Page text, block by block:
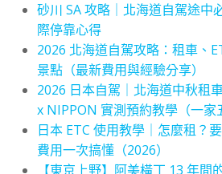
砂川 SA 攻略｜北海道自駕途中
際停靠心得
2026 北海道自駕攻略：租車、
景點（最新費用與經驗分享）
2026 日本自駕｜北海道中秋租
x NIPPON 實測預約教學（一家
日本 ETC 使用教學｜怎麼租？
費用一次搞懂（2026）
【東京上野】阿美橫丁 13 年間